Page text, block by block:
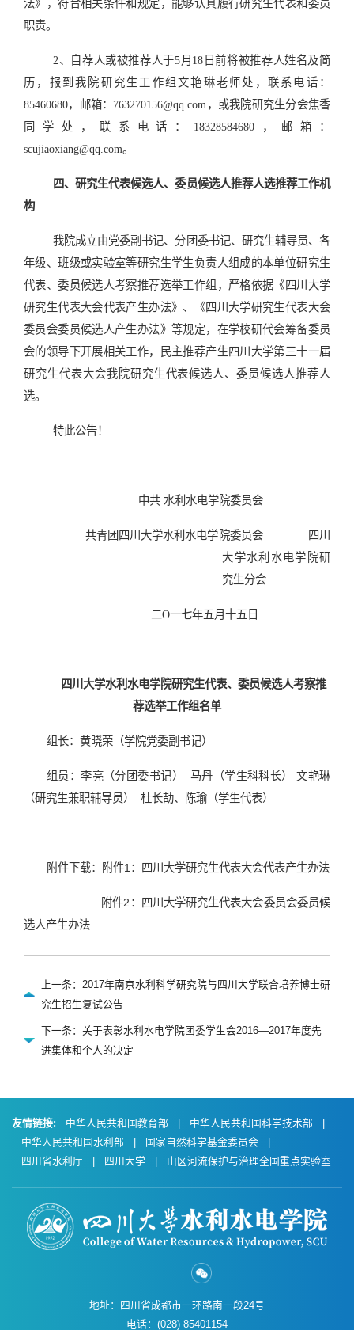
法》，符合相关条件和规定，能够认真履行研究生代表和委员
职责。
2、自荐人或被推荐人于5月 18 日前将被推荐人姓名及简
历，报到我院研究生工作组文艳琳老师处，联系电话：
85460680，邮箱： 763270156@qq.com ，或我院研究生分会焦香
同学处，联系电话： 18328584680 ，邮箱：
scujiaoxiang@qq.com。
四、研究生代表候选人、委员候选人推荐人选推荐工作机
构
我院成立由党委副书记、分团委书记、研究生辅导员、各
年级、班级或实验室等研究生学生负责人组成的本单位研究生
代表、委员候选人考察推荐选举工作组，严格依据《四川大学
研究生代表大会代表产生办法》、《四川大学研究生代表大会
委员会委员候选人产生办法》等规定，在学校研代会筹备委员
会的领导下开展相关工作，民主推荐产生四川大学第三十一届
研究生代表大会我院研究生代表候选人、委员候选人推荐人
选。
特此公告！
中共 水利水电学院委员会
共青团四川大学水利水电学院委员会
四川
大学水利水电学院研
究生分会
二O一七年五月十五日
四川大学水利水电学院研究生代表、委员候选人考察推
荐选举工作组名单
组长：黄晓荣（学院党委副书记）
组员：李亮（分团委书记）
马丹（学生科科长） 文艳琳
（研究生兼职辅导员） 杜长劼、陈瑜（学生代表）
附件下载： 附件1：四川大学研究生代表大会代表产生办法
附件2：四川大学研究生代表大会委员会委员候
选人产生办法
上一条：2017年南京水利科学研究院与四川大学联合培养博士研
究生招生复试公告
下一条：关于表彰水利水电学院团委学生会2016—2017年度先
进集体和个人的决定
友情链接: 中华人民共和国教育部 中华人民共和国科学技术部
中华人民共和国水利部
国家自然科学基金委员会
四川省水利厅
四川大学 山区河流保护与治理全国重点实验室
地址：四川省成都市一环路南一段24号
电话：(028) 85401154